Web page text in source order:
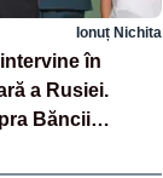
Ionuț Nichita
în
a Rusiei.
Băncii